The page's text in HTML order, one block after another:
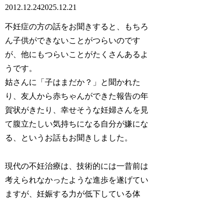
2012.12.242025.12.21
不妊症の方の話をお聞きすると、もちろ
ん子供ができないことがつらいのです
が、他にもつらいことがたくさんあるよ
うです。
姑さんに「子はまだか？」と聞かれた
り、友人から赤ちゃんができた報告の年
賀状がきたり、幸せそうな妊婦さんを見
て腹立たしい気持ちになる自分が嫌にな
る、というお話もお聞きしました。
現代の不妊治療は、技術的には一昔前は
考えられなかったような進歩を遂げてい
ますが、妊娠する力が低下している体